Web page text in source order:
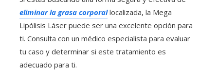
eliminar la grasa corporallocalizada, la Mega
Lipólisis Láser puede ser una excelente opción para
ti. Consulta con un médico especialista para evaluar
tu caso y determinar si este tratamiento es
adecuado para ti.